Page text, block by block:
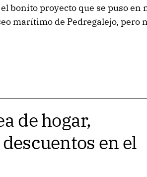
bonito proyecto que se puso en
marítimo de Pedregalejo, pero
de hogar,
en el